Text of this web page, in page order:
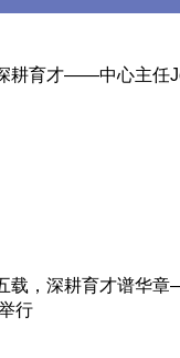
耕育才——中心主任
载，深耕育才谱华
行